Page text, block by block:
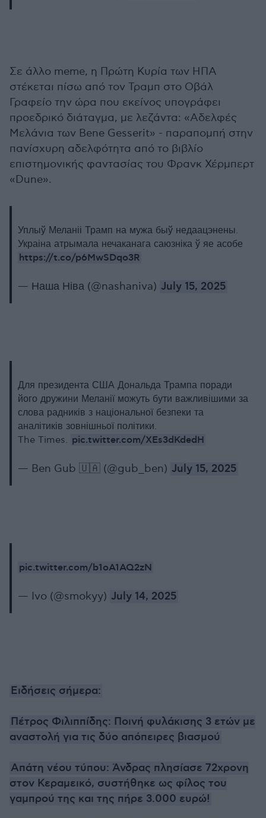
Σε άλλο meme, η Πρώτη Κυρία των ΗΠΑ
στέκεται πίσω από τον Τραμπ στο Οβάλ
Γραφείο την ώρα που εκείνος υπογράφει
προεδρικό διάταγμα, με λεζάντα: «Αδελφές
Μελάνια των Bene Gesserit» - παραπομπή στην
πανίσχυρη αδελφότητα από το βιβλίο
επιστημονικής φαντασίας του Φρανκ Χέρμπερτ
«Dune».
Уплыў Меланіі Трамп на мужа быў недаацэнены.
Украіна атрымала нечаканага саюзніка ў яе асобе
https://t.co/p6MwSDqo3R
— Наша Ніва (@nashaniva) July 15, 2025
Для президента США Дональда Трампа поради
його дружини Меланії можуть бути важливішими за
слова радників з національної безпеки та
аналітиків зовнішньої політики.
The Times. pic.twitter.com/XEs3dKdedH
— Ben Gub 🇺🇦 (@gub_ben) July 15, 2025
pic.twitter.com/b1oA1AQ2zN
— Ivo (@smokyy) July 14, 2025
Ειδήσεις σήμερα:
Πέτρος Φιλιππίδης: Ποινή φυλάκισης 3 ετών με
αναστολή για τις δύο απόπειρες βιασμού
Απάτη νέου τύπου: Άνδρας πλησίασε 72χρονη
στον Κεραμεικό, συστήθηκε ως φίλος του
γαμπρού της και της πήρε 3.000 ευρώ!